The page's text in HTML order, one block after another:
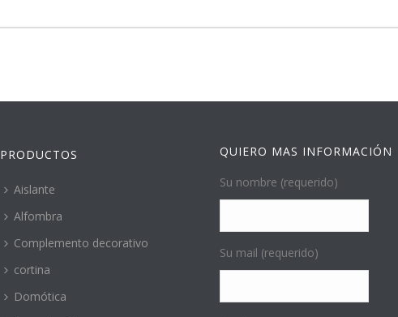
PRODUCTOS
Aislante
Alfombra
Complemento decorativo
cortina
Domótica
QUIERO MAS INFORMACIÓN
Su nombre (requerido)
Su mail (requerido)